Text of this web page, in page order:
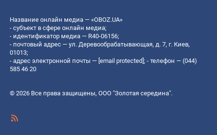
Название онлайн медиа — «OBOZ.UA»
- субъект в сфере онлайн медиа;
- идентификатор медиа — R40-06156;
- почтовый адрес — ул. Деревообрабатывающая, д. 7, г. Киев,
01013;
- адрес электронной почты — [email protected] ; - телефон — (044)
585 46 20
© 2026 Все права защищены, ООО "Золотая середина".